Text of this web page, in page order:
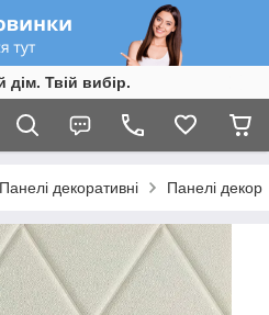
Твій вибір.
Панелі декоративні Панелі декор